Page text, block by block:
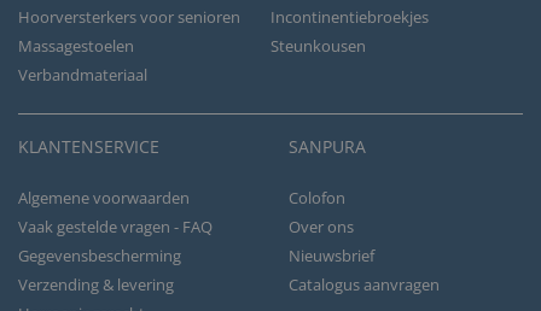
Hoorversterkers voor senioren
Incontinentiebroekjes
Massagestoelen
Steunkousen
Verbandmateriaal
KLANTENSERVICE
Algemene voorwaarden
Vaak gestelde vragen - FAQ
Gegevensbescherming
Verzending & levering
SANPURA
Colofon
Over ons
Nieuwsbrief
Catalogus aanvragen